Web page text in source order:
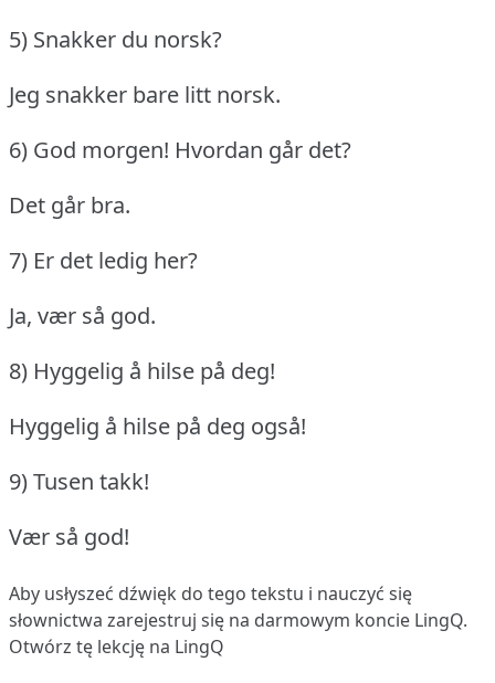
5) Snakker du norsk?
Jeg snakker bare litt norsk.
6) God morgen! Hvordan går det?
Det går bra.
7) Er det ledig her?
Ja, vær så god.
8) Hyggelig å hilse på deg!
Hyggelig å hilse på deg også!
9) Tusen takk!
Vær så god!
Aby usłyszeć dźwięk do tego tekstu i nauczyć się
słownictwa zarejestruj się na darmowym koncie LingQ.
Otwórz tę lekcję na LingQ